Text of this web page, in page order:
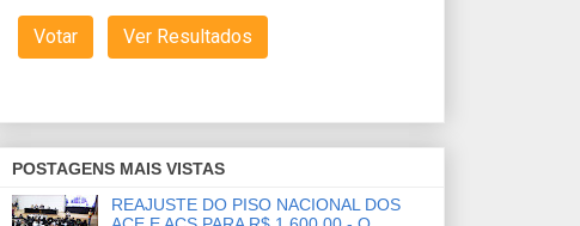
POSTAGENS MAIS VISTAS
REAJUSTE DO PISO NACIONAL DOS